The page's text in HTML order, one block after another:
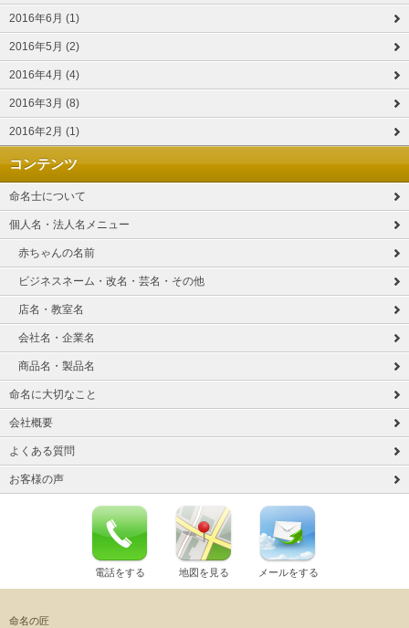
2016年6月 (1)
2016年5月 (2)
2016年4月 (4)
2016年3月 (8)
2016年2月 (1)
コンテンツ
命名士について
個人名・法人名メニュー
赤ちゃんの名前
ビジネスネーム・改名・芸名・その他
店名・教室名
会社名・企業名
商品名・製品名
命名に大切なこと
会社概要
よくある質問
お客様の声
電話をする 地図を見る メールをする
命名の匠